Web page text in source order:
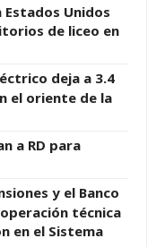
Unidos
de liceo en
deja a 3.4
el oriente de la
a RD para
y el Banco
técnica
en el Sistema